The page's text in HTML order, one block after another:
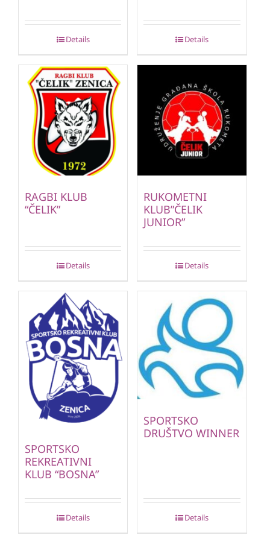
Details Details
RAGBI KLUB
“ČELIK”
Details
RUKOMETNI
KLUB”ČELIK
JUNIOR”
Details
SPORTSKO
REKREATIVNI
KLUB “BOSNA”
Details
SPORTSKO
DRUŠTVO WINNER
Details